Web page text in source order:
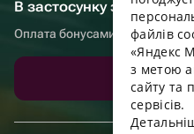
В застосунку зручніше!
Оплата бонусами, самовивіз,
файлів
«Яндекс
з метою
сайту та
сервісів.